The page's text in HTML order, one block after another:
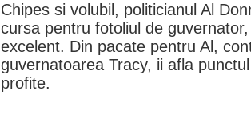
Chipes si volubil, politicianul Al
cursa pentru fotoliul de
excelent. Din pacate pentru Al,
guvernatoarea Tracy, ii afla
profite.